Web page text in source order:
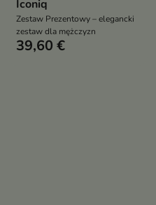
Iconiq
Zestaw Prezentowy – elegancki
zestaw dla mężczyzn
39,60 €